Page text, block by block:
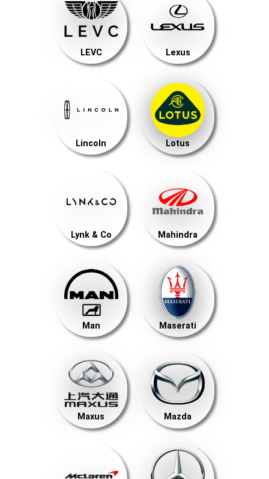
LEVC Lexus
Lincoln Lotus
Lynk & Co Mahindra
Man Maserati
Maxus Mazda